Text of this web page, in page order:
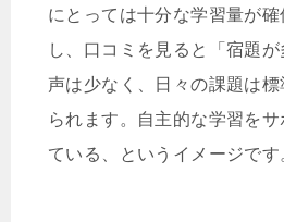
にとっては十分な学習量が
し、口コミを見ると「宿題
声は少なく、日々の課題は標
られます。自主的な学習を
ている、というイメージです